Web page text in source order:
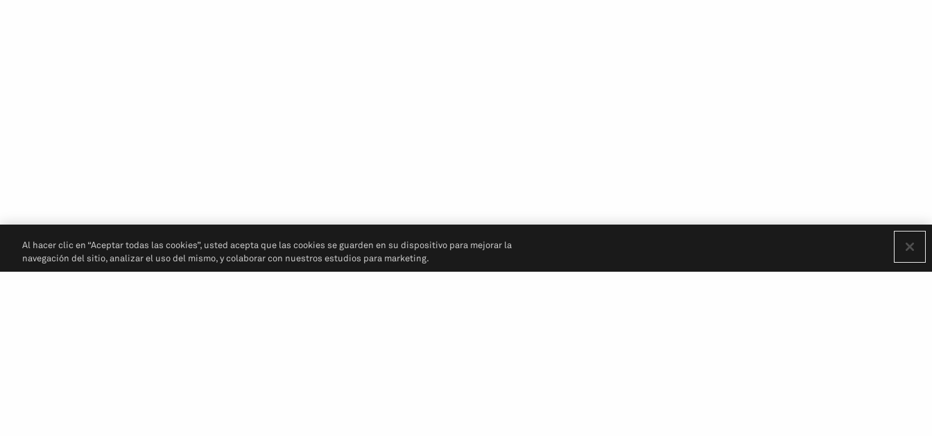
Al hacer clic en “Aceptar todas las cookies”, usted acepta que las cookies se guarden en su dispositivo para mejorar la
navegación del sitio, analizar el uso del mismo, y colaborar con nuestros estudios para marketing.